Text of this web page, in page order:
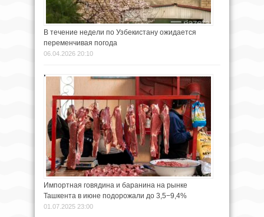
В течение недели по Узбекистану ожидается
переменчивая погода
06.04.2026 20:10
Импортная говядина и баранина на рынке
Ташкента в июне подорожали до 3,5−9,4%
01.07.2025 23:00